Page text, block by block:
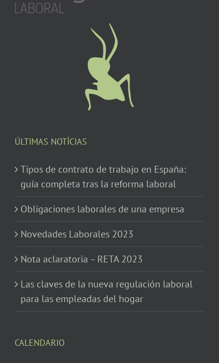
ÚLTIMAS NOTÍCIAS
Tipos de contrato de trabajo en España:
guía completa tras la reforma laboral
Obligaciones laborales de una empresa
Novedades Laborales 2023
Nota aclaratoria – RETA 2023
Las claves de la nueva regulación laboral
para las empleadas del hogar
CALENDARIO